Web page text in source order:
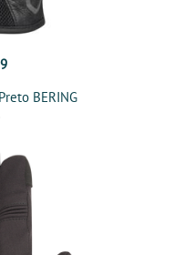
BERING